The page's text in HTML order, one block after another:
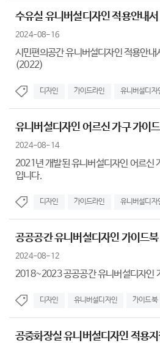
수유실 유니버설디자인 적용안내서
2024-08-16
시민편의공간 유니버설디자인 적용안
(2022)
디자인 가이드라인 유니버설디자
유니버설디자인 어르신 가구 가이
2024-08-14
2021년 개발된 유니버설디자인 어르신
입니다.
디자인 가이드라인 유니버설디자
공공공간 유니버설디자인 가이드북
2024-08-12
2018~2023 공공공간 유니버설디자인
디자인 유니버설디자인 가이드북
공중화장실 유니버설디자인 적용지